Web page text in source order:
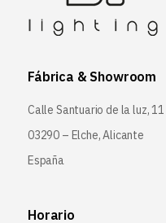
Fábrica & Showroom
Calle Santuario de la luz, 11
03290 – Elche, Alicante
España
Horario